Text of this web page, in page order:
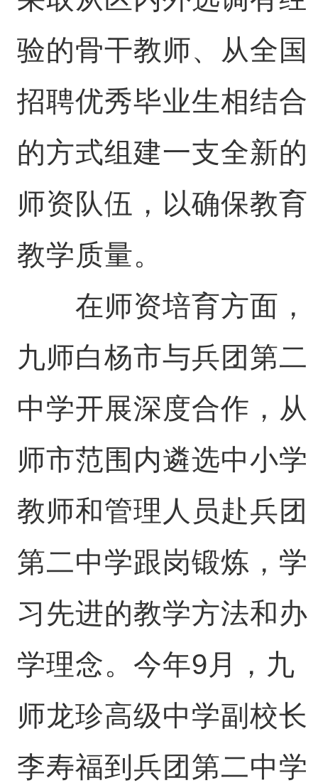
验的骨干教师、从全国
招聘优秀毕业生相结合
的方式组建一支全新的
师资队伍，以确保教育
教学质量。
在师资培育方面，
九师白杨市与兵团第二
中学开展深度合作，从
师市范围内遴选中小学
教师和管理人员赴兵团
第二中学跟岗锻炼，学
习先进的教学方法和办
学理念。今年9月，九
师龙珍高级中学副校长
李寿福到兵团第二中学